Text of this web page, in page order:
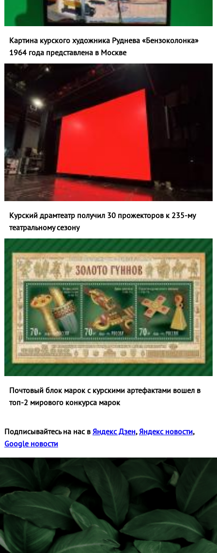
Картина курского художника Руднева «Бензоколонка»
1964 года представлена в Москве
Курский драмтеатр получил 30 прожекторов к 235‑му
театральному сезону
Почтовый блок марок с курскими артефактами вошел в
топ‑2 мирового конкурса марок
Подписывайтесь на нас в Яндекс Дзен, Яндекс новости,
Google новости